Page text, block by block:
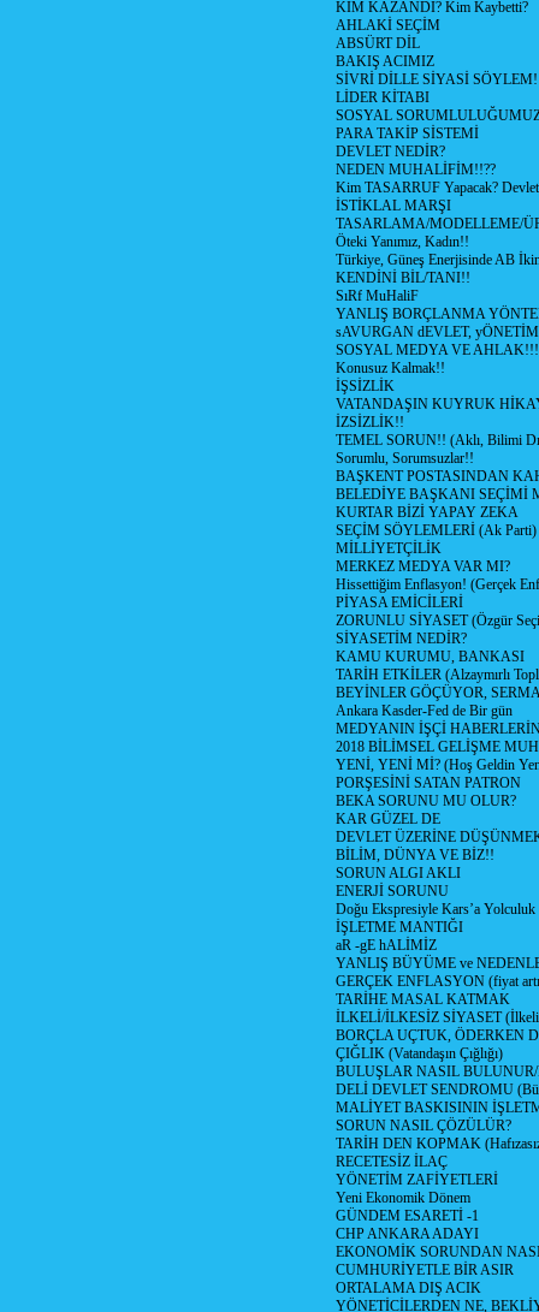
KİM KAZANDI? Kim Kaybetti?
AHLAKİ SEÇİM
ABSÜRT DİL
BAKIŞ ACIMIZ
SİVRİ DİLLE SİYASİ
LİDER KİTABI
SOSYAL
PARA TAKİP SİSTEMİ
DEVLET NEDİR?
NEDEN MUHALİFİM!!??
Kim TASARRUF Yapacak? Devlet
İSTİKLAL MARŞI
TASARLAMA/MODELLEME/
Öteki Yanımız, Kadın!!
Türkiye, Güneş Enerjisinde AB
KENDİNİ BİL/TANI!!
SıRf MuHaliF
YANLIŞ BORÇLANMA
sAVURGAN dEVLET,
SOSYAL MEDYA VE AHLAK!!!
Konusuz Kalmak!!
İŞSİZLİK
VATANDAŞIN KUYRUK
İZSİZLİK!!
TEMEL SORUN!! (Aklı, Bilimi
Sorumlu, Sorumsuzlar!!
BAŞKENT POSTASINDAN
BELEDİYE BAŞKANI SEÇİMİ
KURTAR BİZİ YAPAY ZEKA
SEÇİM SÖYLEMLERİ (Ak Parti)
MİLLİYETÇİLİK
MERKEZ MEDYA VAR MI?
Hissettiğim Enflasyon! (Gerçek
PİYASA EMİCİLERİ
ZORUNLU SİYASET (Özgür
SİYASETİM NEDİR?
KAMU KURUMU, BANKASI
TARİH ETKİLER (Alzaymırlı
BEYİNLER GÖÇÜYOR,
Ankara Kasder-Fed de Bir gün
MEDYANIN İŞÇİ
2018 BİLİMSEL GELİŞME
YENİ, YENİ Mİ? (Hoş Geldin
PORŞESİNİ SATAN PATRON
BEKA SORUNU MU OLUR?
KAR GÜZEL DE
DEVLET ÜZERİNE
BİLİM, DÜNYA VE BİZ!!
SORUN ALGI AKLI
ENERJİ SORUNU
Doğu Ekspresiyle Kars’a Yolculuk
İŞLETME MANTIĞI
aR -gE hALİMİZ
YANLIŞ BÜYÜME ve
GERÇEK ENFLASYON (fiyat
TARİHE MASAL KATMAK
İLKELİ/İLKESİZ SİYASET
BORÇLA UÇTUK, ÖDERKEN
ÇIĞLIK (Vatandaşın Çığlığı)
BULUŞLAR NASIL
DELİ DEVLET SENDROMU
MALİYET BASKISININ
SORUN NASIL ÇÖZÜLÜR?
TARİH DEN KOPMAK
RECETESİZ İLAÇ
YÖNETİM ZAFİYETLERİ
Yeni Ekonomik Dönem
GÜNDEM ESARETİ -1
CHP ANKARA ADAYI
EKONOMİK SORUNDAN
CUMHURİYETLE BİR ASIR
ORTALAMA DIŞ ACIK
YÖNETİCİLERDEN NE,